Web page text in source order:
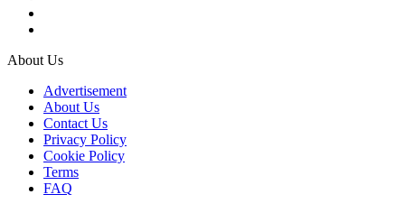
About Us
Advertisement
About Us
Contact Us
Privacy Policy
Cookie Policy
Terms
FAQ